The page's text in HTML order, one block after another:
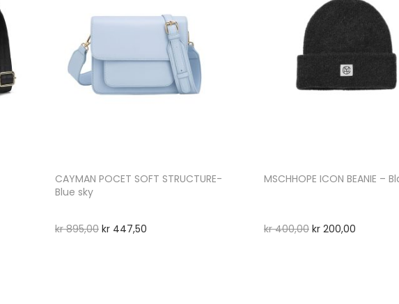
CAYMAN POCET SOFT STRUCTURE-
Blue sky
kr895,00 kr447,50
MSCHHOPE ICON BEANIE –
kr400,00 kr200,00